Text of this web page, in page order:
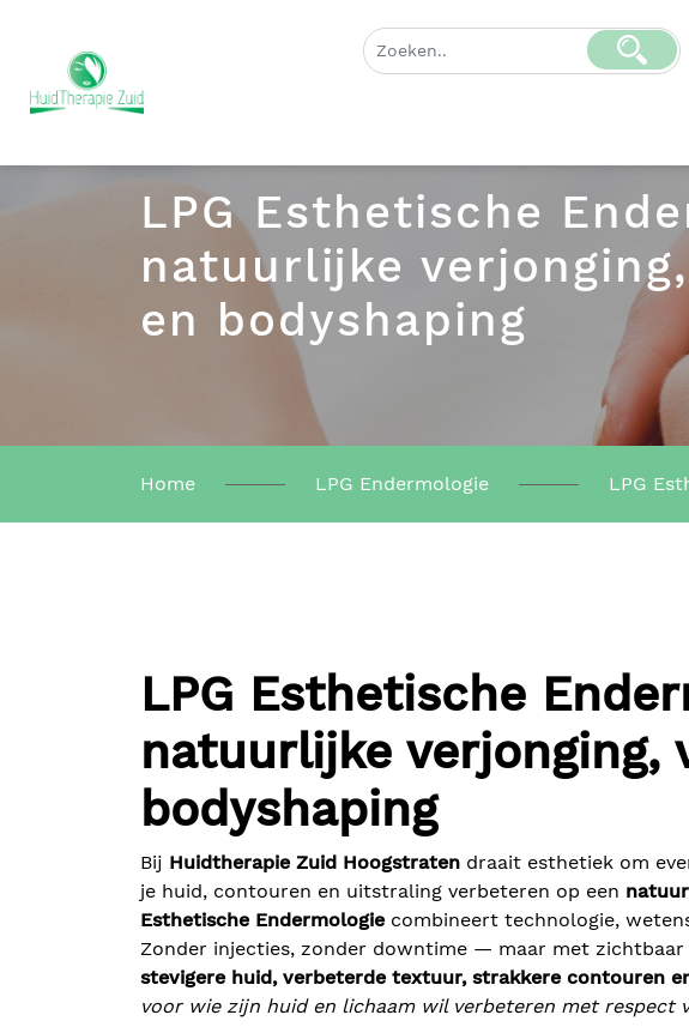
LPG Esthetische
natuurlijke
en bodyshaping
Home LPG Endermologie LPG
LPG Esthetische
natuurlijke verjonging,
bodyshaping
Bij Huidtherapie Zuid Hoogstraten draait esthetiek om
je huid, contouren en uitstraling verbeteren op een
Esthetische Endermologiecombineert technologie,
Zonder injecties, zonder downtime — maar met
stevigere huid, verbeterde textuur, strakkere contouren
voor wie zijn huid en lichaam wil verbeteren met respect